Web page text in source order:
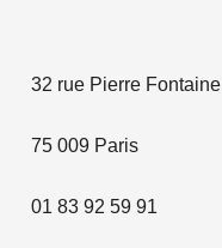
32 rue Pierre Fontaine
75 009 Paris
01 83 92 59 91